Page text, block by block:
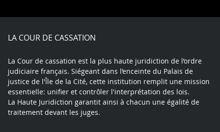
X
FacebookYoutubeLinkedInInstagram
LA COUR DE CASSATION
La Cour de cassation est la plus haute juridiction de l’ordre
judiciaire français. Siégeant dans l’enceinte du Palais de
justice de l'Île de la Cité, cette institution remplit une mission
essentielle: unifier et contrôler l'interprétation des lois.
La Haute Juridiction garantit ainsi à chacun une égalité de
traitement devant les juges.